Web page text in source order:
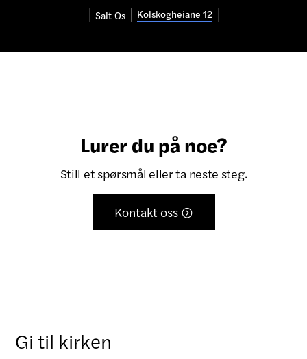
Salt Os Kolskogheiane 12
Lurer du på noe?
Still et spørsmål eller ta neste steg.
Kontakt oss 
Gi til kirken